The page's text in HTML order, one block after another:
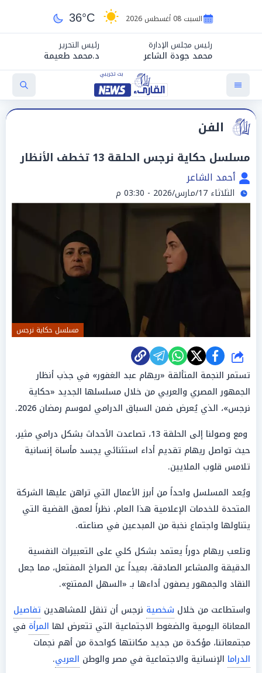
السبت 08 أغسطس 2026 36°C
رئيس مجلس الإدارة
محمد جودة الشاعر
رئيس التحرير
د.محمد طعيمة
الفن
مسلسل حكاية نرجس الحلقة 13 تخطف الأنظار
أحمد الشاعر
الثلاثاء 17/مارس/2026 - 03:30 م
مسلسل حكاية نرجس
شارك
تستمر النجمة المتألقة «ريهام عبد الغفور» في جذب أنظار
الجمهور المصري والعربي من خلال مسلسلها الجديد «حكاية
نرجس»، الذي يُعرض ضمن السباق الدرامي لموسم رمضان 2026.
ومع وصولنا إلى الحلقة 13، تصاعدت الأحداث بشكل درامي مثير،
حيث تواصل ريهام تقديم أداء استثنائي يجسد مأساة إنسانية
تلامس قلوب الملايين.
ويُعد المسلسل واحداً من أبرز الأعمال التي تراهن عليها الشركة
المتحدة للخدمات الإعلامية هذا العام، نظراً لعمق القضية التي
يتناولها واجتماع نخبة من المبدعين في صناعته.
وتلعب ريهام دوراً يعتمد بشكل كلي على التعبيرات النفسية
الدقيقة والمشاعر الصادقة، بعيداً عن الصراخ المفتعل، مما جعل
النقاد والجمهور يصفون أداءها بـ «السهل الممتنع».
واستطاعت من خلال شخصية نرجس أن تنقل للمشاهدين تفاصيل
المعاناة اليومية والضغوط الاجتماعية التي تتعرض لها المرأة في
مجتمعاتنا، مؤكدة من جديد مكانتها كواحدة من أهم نجمات
الدراما الإنسانية والاجتماعية في مصر والوطن العربي.